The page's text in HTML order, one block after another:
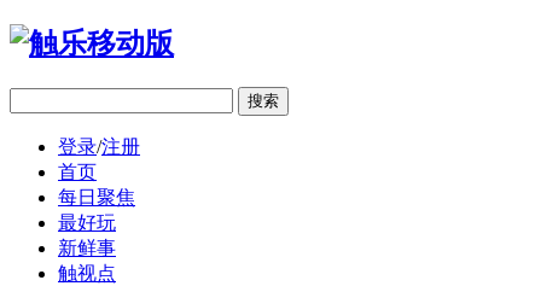
移动版
登录/注册
首页
每日聚焦
最好玩
新鲜事
触视点